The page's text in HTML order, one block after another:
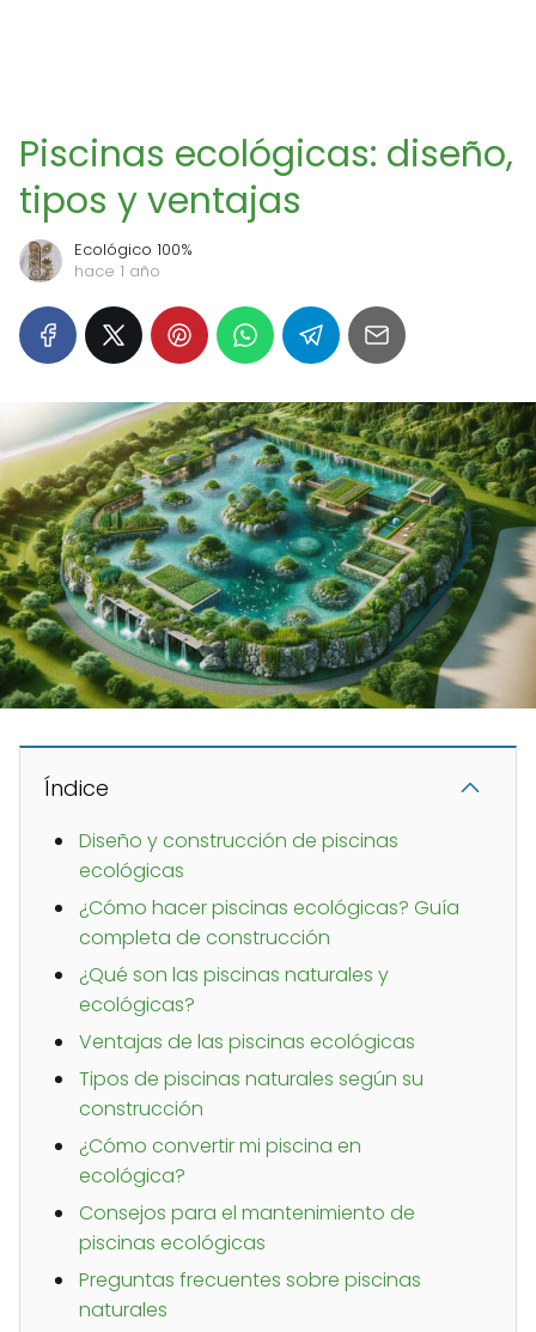
Piscinas ecológicas: diseño,
tipos y ventajas
Ecológico 100%
hace 1 año
Índice
Diseño y construcción de piscinas
ecológicas
¿Cómo hacer piscinas ecológicas? Guía
completa de construcción
¿Qué son las piscinas naturales y
ecológicas?
Ventajas de las piscinas ecológicas
Tipos de piscinas naturales según su
construcción
¿Cómo convertir mi piscina en
ecológica?
Consejos para el mantenimiento de
piscinas ecológicas
Preguntas frecuentes sobre piscinas
naturales